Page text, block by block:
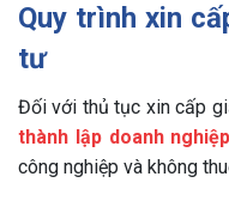
Quy trình xin
tư
Đối với thủ tục xin cấp
thành lập doanh nghiệp
công nghiệp và không